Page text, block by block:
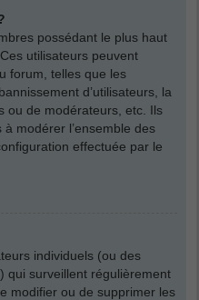
possédant le plus haut
utilisateurs peuvent
forum, telles que les
d’utilisateurs, la
ou de modérateurs, etc. Ils
modérer l’ensemble des
effectuée par le
individuels (ou des
qui surveillent régulièrement
modifier ou de supprimer les